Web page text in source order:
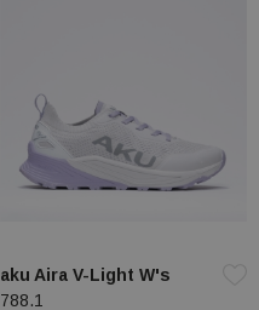
aku Aira V-Light W's
788.1